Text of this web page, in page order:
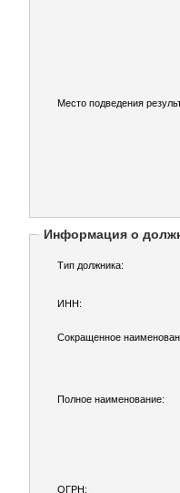
Место подведения
Информация о
Тип должника:
ИНН:
Сокращенное
Полное наименование:
ОГРН: